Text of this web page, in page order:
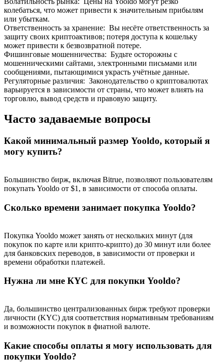
колебаться, что может привести к значительным прибылям
или убыткам.
Ответственность за хранение: Вы несёте ответственность за
защиту своих криптоактивов; потеря доступа к кошельку
может привести к безвозвратной потере.
Фишинговые мошенничества: Будьте осторожны с
мошенническими сайтами, электронными письмами или
сообщениями, пытающимися украсть учётные данные.
Регуляторные различия: Законодательство о криптовалютах
варьируется в зависимости от страны, что может влиять на
торговлю, вывод средств и правовую защиту.
Часто задаваемые вопросы
Какой минимальный размер Yooldo, который я
могу купить?
Большинство бирж, включая Bitrue, позволяют пользователям
покупать Yooldo от $1, в зависимости от способа оплаты.
Сколько времени занимает покупка Yooldo?
Покупка Yooldo может занять от нескольких минут (для
покупок по карте или крипто-крипто) до 30 минут или более
для банковских переводов, в зависимости от проверки и
времени обработки платежей.
Нужна ли мне КYC для покупки Yooldo?
Да, большинство централизованных бирж требуют проверки
личности (KYC) для соответствия нормативным требованиям
и возможности покупок в фиатной валюте.
Какие способы оплаты я могу использовать для
покупки Yooldo?